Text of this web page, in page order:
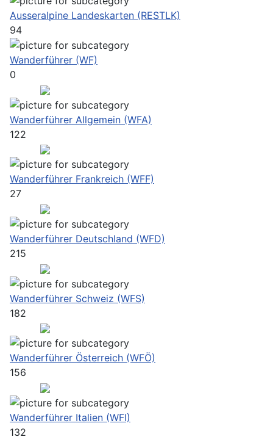
Ausseralpine Landeskarten (RESTLK)
94
Wanderführer (WF)
0
Wanderführer Allgemein (WFA)
122
Wanderführer Frankreich (WFF)
27
Wanderführer Deutschland (WFD)
215
Wanderführer Schweiz (WFS)
182
Wanderführer Österreich (WFÖ)
156
Wanderführer Italien (WFI)
132